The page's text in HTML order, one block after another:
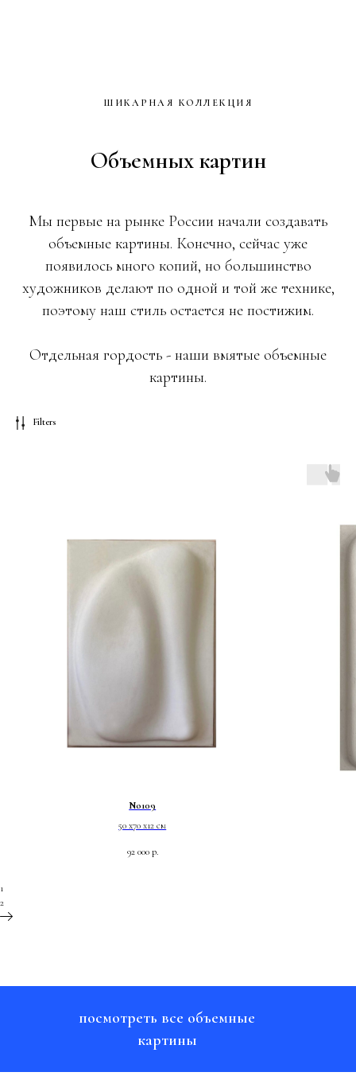
ШИКАРНАЯ КОЛЛЕКЦИЯ
Объемных картин
Мы первые на рынке России начали создавать
объемные картины. Конечно, сейчас уже
появилось много копий, но большинство
художников делают по одной и той же технике,
поэтому наш стиль остается не постижим.
Отдельная гордость - наши вмятые объемные
картины.
Filters
No109
50 х70 х12 см
92 000 р.
1
2
посмотреть все объемные
картины